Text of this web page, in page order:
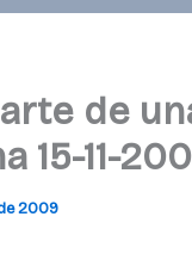
de
15-11-
2009